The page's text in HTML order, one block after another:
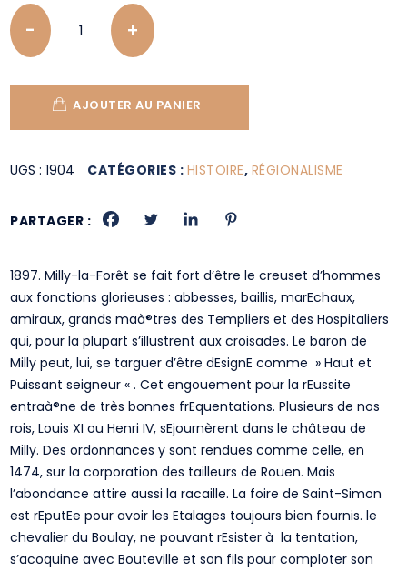
Quantity
AJOUTER AU PANIER
UGS :1904 CATÉGORIES : HISTOIRE, RÉGIONALISME
PARTAGER :
1897. Milly-la-Forêt se fait fort d’être le creuset d’hommes
aux fonctions glorieuses : abbesses, baillis, marEchaux,
amiraux, grands maà®tres des Templiers et des Hospitaliers
qui, pour la plupart s’illustrent aux croisades. Le baron de
Milly peut, lui, se targuer d’être dEsignE comme » Haut et
Puissant seigneur « . Cet engouement pour la rEussite
entraà®ne de très bonnes frEquentations. Plusieurs de nos
rois, Louis XI ou Henri IV, sEjournèrent dans le château de
Milly. Des ordonnances y sont rendues comme celle, en
1474, sur la corporation des tailleurs de Rouen. Mais
l’abondance attire aussi la racaille. La foire de Saint-Simon
est rEputEe pour avoir les Etalages toujours bien fournis. le
chevalier du Boulay, ne pouvant rEsister à la tentation,
s’acoquine avec Bouteville et son fils pour comploter son